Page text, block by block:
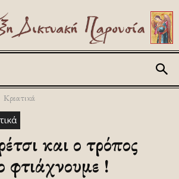
Κρεατικά
και ο τρόπος
φτιάχνουμε !